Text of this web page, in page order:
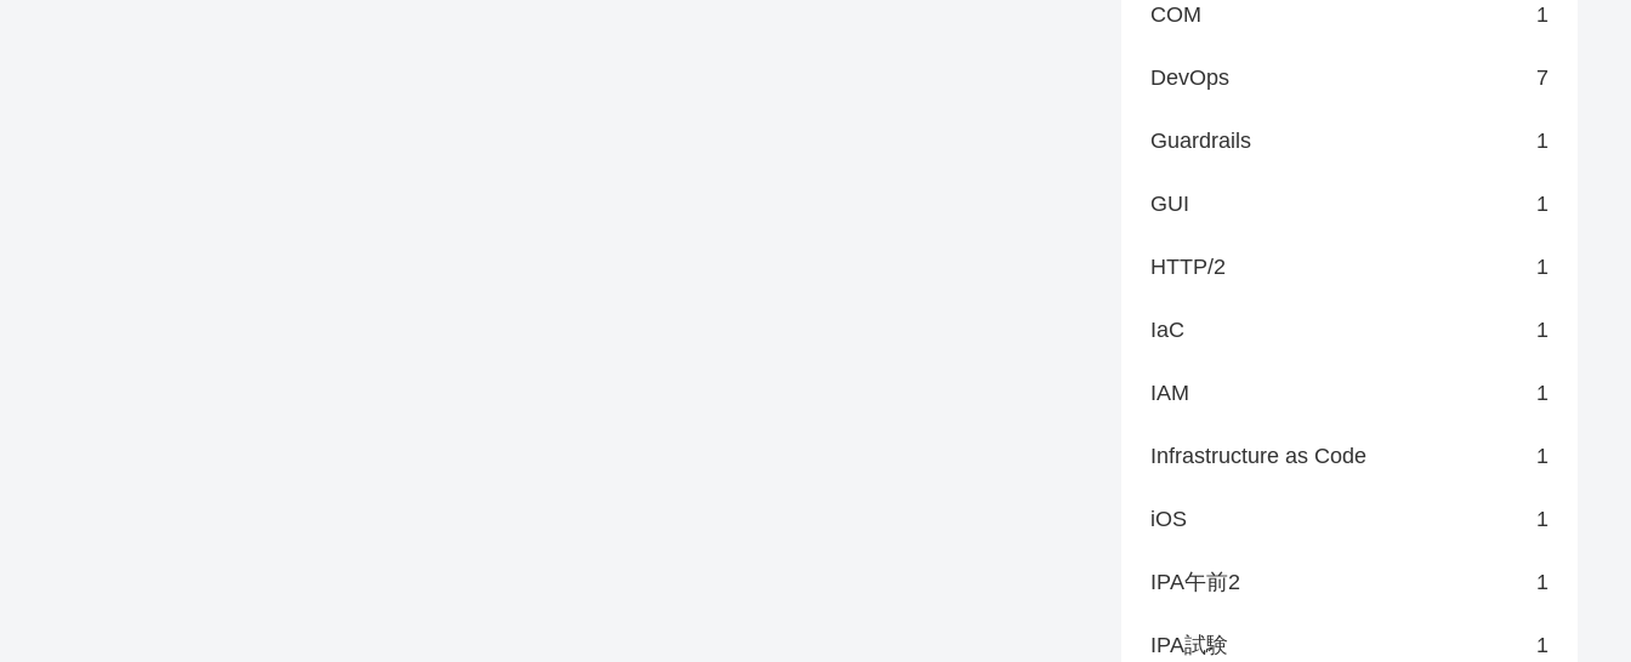
COM 1
DevOps 7
Guardrails 1
GUI 1
HTTP/2 1
IaC 1
IAM 1
Infrastructure as Code 1
iOS 1
IPA午前2 1
IPA試験 1